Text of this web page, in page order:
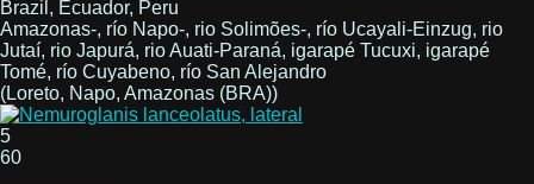
Brazil, Ecuador, Peru
Amazonas-, río Napo-, rio Solimões-, río Ucayali-Einzug, rio
Jutaí, rio Japurá, rio Auati-Paraná, igarapé Tucuxi, igarapé
Tomé, río Cuyabeno, río San Alejandro
(Loreto, Napo, Amazonas (BRA))
5
60